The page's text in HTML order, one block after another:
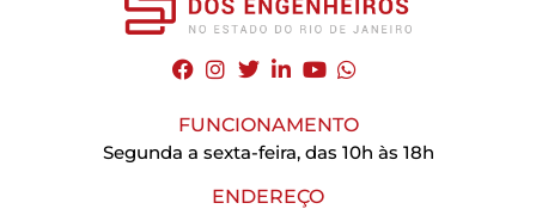
FUNCIONAMENTO
Segunda a sexta-feira, das 10h às 18h
ENDEREÇO